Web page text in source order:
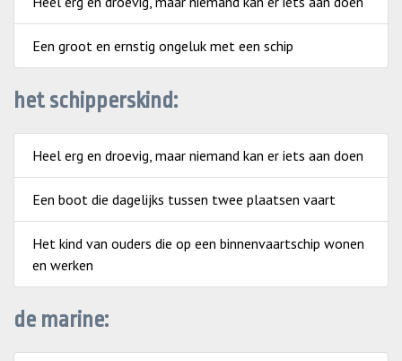
Een groot en ernstig ongeluk met een schip
het schipperskind:
Heel erg en droevig, maar niemand kan er iets aan doen
Een boot die dagelijks tussen twee plaatsen vaart
Het kind van ouders die op een binnenvaartschip wonen
en werken
de marine: